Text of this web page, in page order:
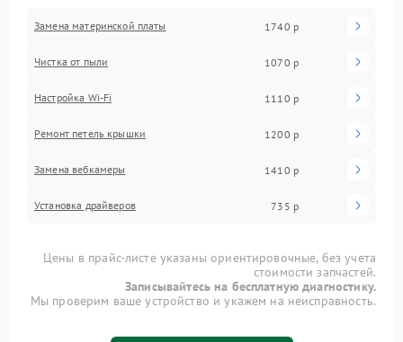
Замена материнской платы 1740 р
Чистка от пыли 1070 р
Настройка Wi-Fi 1110 р
Ремонт петель крышки 1200 р
Замена вебкамеры 1410 р
Установка драйверов 735 р
Цены в прайс-листе указаны ориентировочные, без учета
стоимости запчастей.
Записывайтесь на бесплатную диагностику.
Мы проверим ваше устройство и укажем на неисправность.